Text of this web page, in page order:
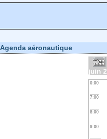
Agenda aéronautique
juin
0:00
7:00
8:00
9:00